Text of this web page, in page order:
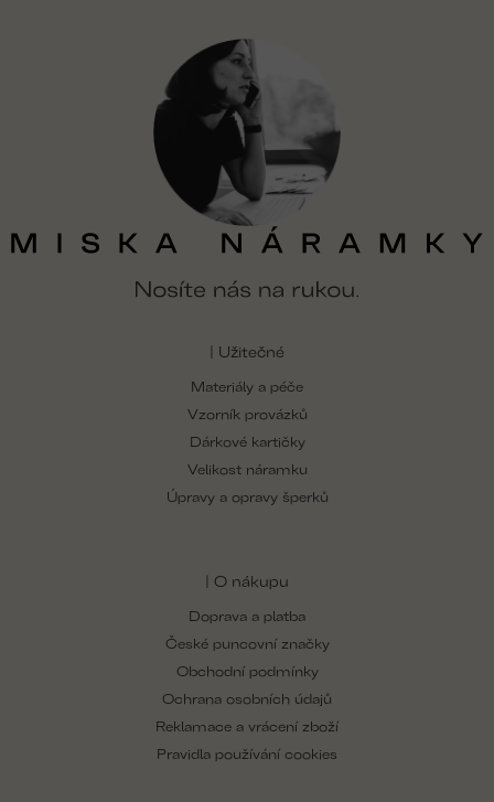
| Užitečné
Materiály a péče
Vzorník provázků
Dárkové kartičky
Velikost náramku
Úpravy a opravy šperků
| O nákupu
Doprava a platba
České puncovní značky
Obchodní podmínky
Ochrana osobních údajů
Reklamace a vrácení zboží
Pravidla používání cookies